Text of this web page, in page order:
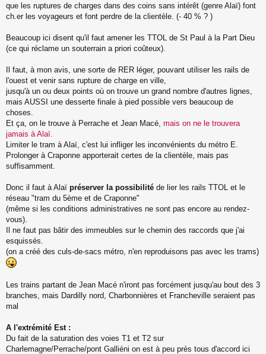
que les ruptures de charges dans des coins sans intérêt (genre Alaï) font
ch.er les voyageurs et font perdre de la clientèle. (- 40 % ? )
Beaucoup ici disent qu'il faut amener les TTOL de St Paul à la Part Dieu
(ce qui réclame un souterrain a priori coûteux).
Il faut, à mon avis, une sorte de RER léger, pouvant utiliser les rails de
l'ouest et venir sans rupture de charge en ville,
jusqu'à un ou deux points où on trouve un grand nombre d'autres lignes,
mais AUSSI une desserte finale à pied possible vers beaucoup de
choses.
Et ça, on le trouve à Perrache et Jean Macé, mais on ne le trouvera
jamais à Alaï.
Limiter le tram à Alaï, c'est lui infliger les inconvénients du métro E.
Prolonger à Craponne apporterait certes de la clientèle, mais pas
suffisamment.
Donc il faut à Alaï préserver la possibilité de lier les rails TTOL et le
réseau "tram du 5ème et de Craponne"
(même si les conditions administratives ne sont pas encore au rendez-
vous).
Il ne faut pas bâtir des immeubles sur le chemin des raccords que j'ai
esquissés.
(on a créé des culs-de-sacs métro, n'en reproduisons pas avec les trams)
Les trains partant de Jean Macé n'iront pas forcément jusqu'au bout des 3
branches, mais Dardilly nord, Charbonnières et Francheville seraient pas
mal
A l'extrémité Est :
Du fait de la saturation des voies T1 et T2 sur
Charlemagne/Perrache/pont Galliéni on est à peu près tous d'accord ici